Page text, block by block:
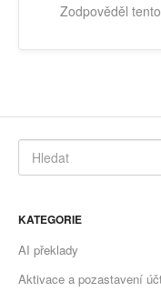
Zodpověděl
KATEGORIE
AI překlady
Aktivace a pozastavení